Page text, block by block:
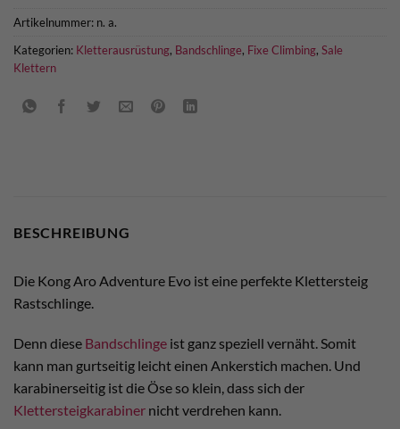
Artikelnummer: n. a.
Kategorien: Kletterausrüstung, Bandschlinge, Fixe Climbing, Sale
Klettern
BESCHREIBUNG
Die Kong Aro Adventure Evo ist eine perfekte Klettersteig
Rastschlinge.
Denn diese Bandschlinge ist ganz speziell vernäht. Somit
kann man gurtseitig leicht einen Ankerstich machen. Und
karabinerseitig ist die Öse so klein, dass sich der
Klettersteigkarabiner nicht verdrehen kann.